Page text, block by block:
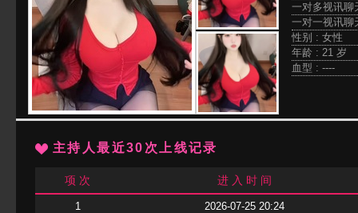
一对多视讯
一对一视讯
性别 : 女性
年龄 : 21 岁
血型 : ----
主持人最近30次上线记录
项 次 进 入 时 间
1 2026-07-25 20:24